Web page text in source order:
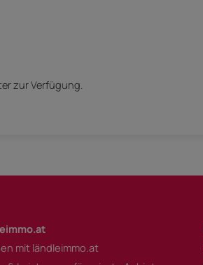
zur Verfügung.
mit ländleimmo.at